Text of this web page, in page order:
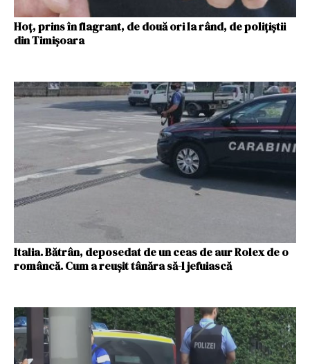
Hoț, prins în flagrant, de două ori la rând, de polițiștii
din Timișoara
Italia. Bătrân, deposedat de un ceas de aur Rolex de o
româncă. Cum a reuşit tânăra să-l jefuiască